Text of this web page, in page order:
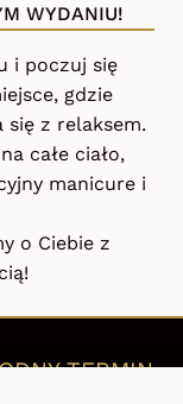
WYDANIU!
i poczuj się
gdzie
się z relaksem.
całe ciało,
manicure i
o Ciebie z
TERMIN